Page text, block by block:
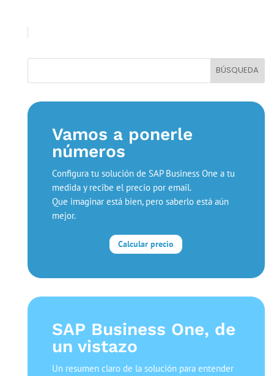
Vamos a ponerle
números
Configura tu solución de SAP Business One a tu
medida y recibe el precio por email.
Que imaginar está bien, pero saberlo está aún
mejor.
Calcular precio
SAP Business One, de
un vistazo
Un resumen claro de la solución para entender